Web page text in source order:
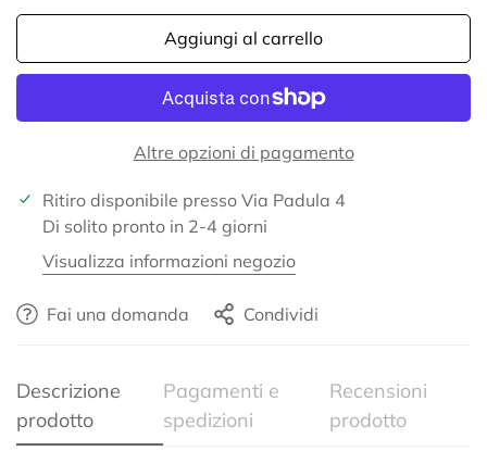
Aggiungi al carrello
Altre opzioni di pagamento
Ritiro disponibile presso Via Padula 4
Di solito pronto in 2-4 giorni
Visualizza informazioni negozio
Fai una domanda Condividi
Descrizione
prodotto
Pagamenti e
spedizioni
Recensioni
prodotto
Confirm your age
No, I'm not Yes, I am